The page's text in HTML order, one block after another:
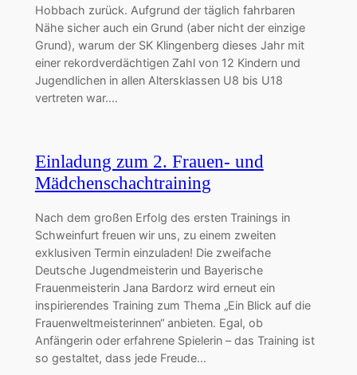
Hobbach zurück. Aufgrund der täglich fahrbaren
Nähe sicher auch ein Grund (aber nicht der einzige
Grund), warum der SK Klingenberg dieses Jahr mit
einer rekordverdächtigen Zahl von 12 Kindern und
Jugendlichen in allen Altersklassen U8 bis U18
vertreten war.…
Einladung zum 2. Frauen- und
Mädchenschachtraining
Nach dem großen Erfolg des ersten Trainings in
Schweinfurt freuen wir uns, zu einem zweiten
exklusiven Termin einzuladen! Die zweifache
Deutsche Jugendmeisterin und Bayerische
Frauenmeisterin Jana Bardorz wird erneut ein
inspirierendes Training zum Thema „Ein Blick auf die
Frauenweltmeisterinnen“ anbieten. Egal, ob
Anfängerin oder erfahrene Spielerin – das Training ist
so gestaltet, dass jede Freude…